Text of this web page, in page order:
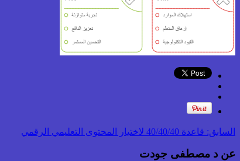
السابق: قاعدة 40/40/40 لاختيار المحتوى التعليمي الرقمي
عن د مصطفى جودت